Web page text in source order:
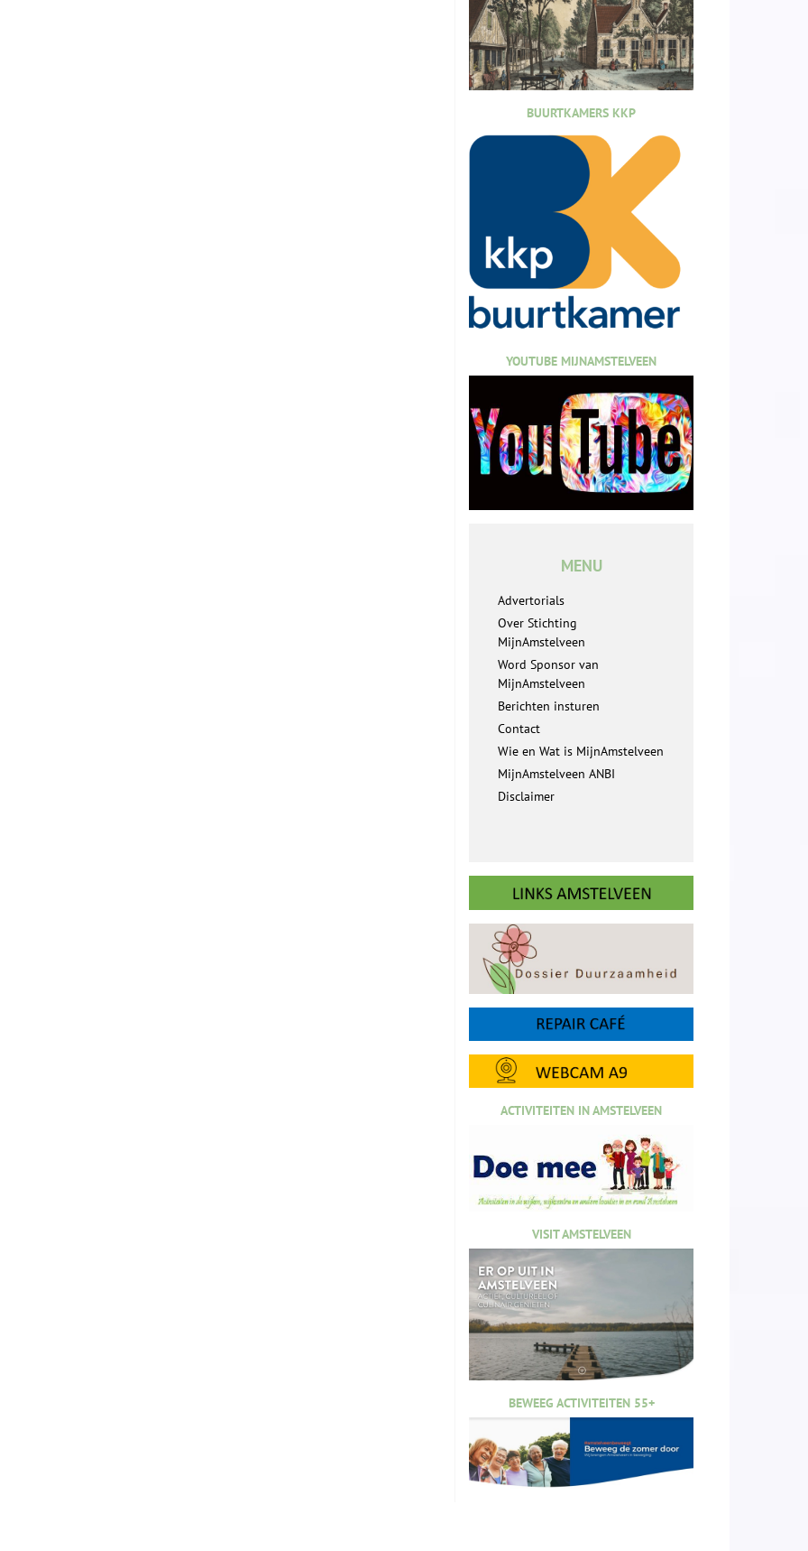
BUURTKAMERS KKP
YOUTUBE MIJNAMSTELVEEN
MENU
Advertorials
Over Stichting
MijnAmstelveen
Word Sponsor van
MijnAmstelveen
Berichten insturen
Contact
Wie en Wat is MijnAmstelveen
MijnAmstelveen ANBI
Disclaimer
ACTIVITEITEN IN AMSTELVEEN
VISIT AMSTELVEEN
BEWEEG ACTIVITEITEN 55+